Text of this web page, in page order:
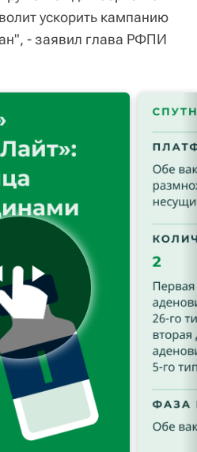
ускорить кампанию
- заявил глава РФПИ